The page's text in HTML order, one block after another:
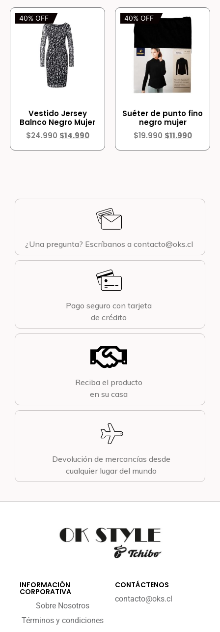
40% OFF
Vestido Jersey
Balnco Negro Mujer
$24.990 $14.990
40% OFF
Suéter de punto fino
negro mujer
$19.990 $11.990
¿Una pregunta? Escríbanos a contacto@oks.cl
Pago seguro con tarjeta
de crédito
Reciba el producto
en su casa
Devolución de mercancías desde
cualquier lugar del mundo
INFORMACIÓN
CORPORATIVA
Sobre Nosotros
Términos y condiciones
CONTÁCTENOS
contacto@oks.cl